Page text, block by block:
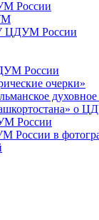
России
ЦДУМ России
России
очерки»
духовное
о
России
России в